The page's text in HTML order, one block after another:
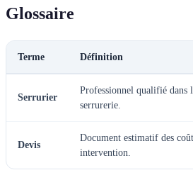
Glossaire
Terme Définition
Serrurier
Professionnel qualifié dans
serrurerie.
Devis
Document estimatif des
intervention.